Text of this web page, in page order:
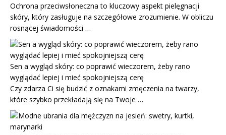
Ochrona przeciwsłoneczna to kluczowy aspekt pielęgnacji
skóry, który zasługuje na szczegółowe zrozumienie. W obliczu
rosnącej świadomości …
Sen a wygląd skóry: co poprawić wieczorem, żeby rano
wyglądać lepiej i mieć spokojniejszą cerę
Czy zdarza Ci się budzić z oznakami zmęczenia na twarzy,
które szybko przekładają się na Twoje …